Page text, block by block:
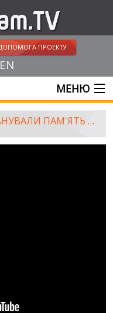
ПРОЕКТУ
EN
МЕНЮ
У ЗАПОРІЖЖІ ВШАНУВАЛИ ПАМ'ЯТЬ ЗАГИБЛИХ В АТО ЗЕМЛЯКІВ